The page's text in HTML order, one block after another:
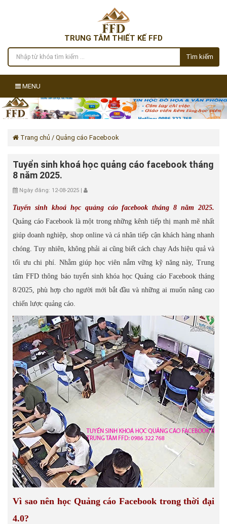
TRUNG TÂM THIẾT KẾ FFD
Tìm kiếm
MENU
Trang chủ / Quảng cáo Facebook
Tuyển sinh khoá học quảng cáo facebook tháng
8 năm 2025.
Ngày đăng: 12-08-2025 |
Tuyển sinh khoá học quảng cáo facebook tháng 8 năm 2025.
Quảng cáo Facebook là một trong những kênh tiếp thị mạnh mẽ nhất
giúp doanh nghiệp, shop online và cá nhân tiếp cận khách hàng nhanh
chóng. Tuy nhiên, không phải ai cũng biết cách chạy Ads hiệu quả và
tối ưu chi phí. Nhằm giúp học viên nắm vững kỹ năng này, Trung
tâm FFD thông báo tuyển sinh khóa học Quảng cáo Facebook tháng
8/2025, phù hợp cho người mới bắt đầu và những ai muốn nâng cao
chiến lược quảng cáo.
Vì sao nên học Quảng cáo Facebook trong thời đại
4.0?